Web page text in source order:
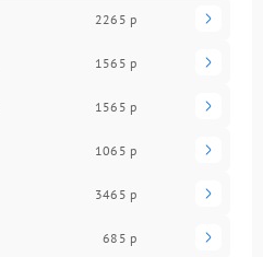
2265 р
1565 р
1565 р
1065 р
3465 р
685 р